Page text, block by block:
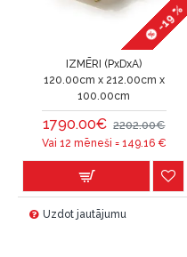
-19 %
IZMĒRI (PxDxA)
120.00cm x 212.00cm x
100.00cm
1790.00€ 2202.00€
Vai 12 mēneši = 149.16€
Uzdot jautājumu